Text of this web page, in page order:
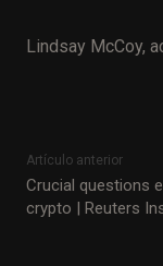
Lindsay McCoy,
Artículo anterior
Crucial questions
crypto | Reuters